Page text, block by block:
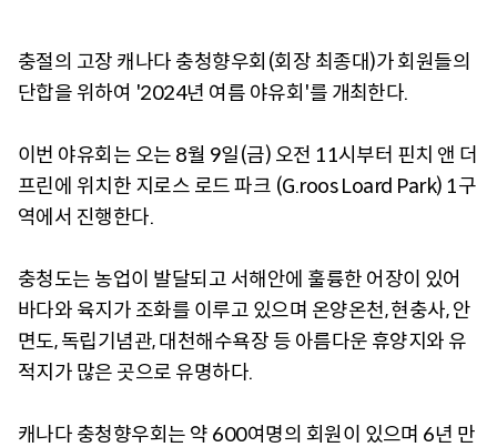
충절의 고장 캐나다 충청향우회(회장 최종대)가 회원들의
단합을 위하여 '2024년 여름 야유회'를 개최한다.
이번 야유회는 오는 8월 9일(금) 오전 11시부터 핀치 앤 더
프린에 위치한 지로스 로드 파크 (G.roos Loard Park) 1구
역에서 진행한다.
충청도는 농업이 발달되고 서해안에 훌륭한 어장이 있어
바다와 육지가 조화를 이루고 있으며 온양온천, 현충사, 안
면도, 독립기념관, 대천해수욕장 등 아름다운 휴양지와 유
적지가 많은 곳으로 유명하다.
캐나다 충청향우회는 약 600여명의 회원이 있으며 6년 만